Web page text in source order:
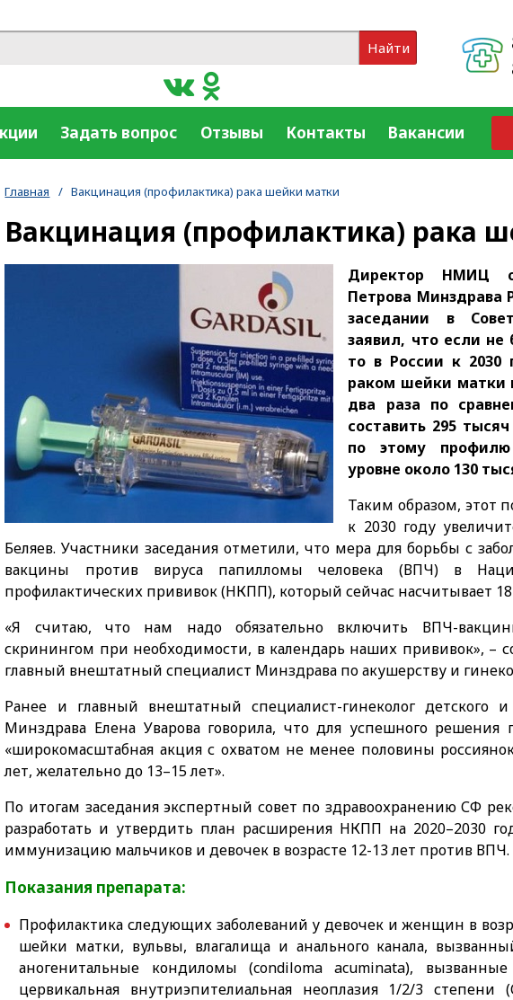
Найти
Задать вопрос Отзывы Контакты Вакансии
Главная / Вакцинация (профилактика) рака шейки матки
Вакцинация (профилактика) рака
Директор НМИЦ
Петрова Минздрава
заседании в
заявил, что если
то в России к 2030
раком шейки матки
два раза по
составить 295
по этому профилю
уровне около 130
Таким образом, этот
к 2030 году
Беляев. Участники заседания отметили, что мера для борьбы с
вакцины против вируса папилломы человека (ВПЧ) в
профилактических прививок (НКПП), который сейчас насчитывает
«Я считаю, что нам надо обязательно включить ВПЧ-
скринингом при необходимости, в календарь наших прививок», –
главный внештатный специалист Минздрава по акушерству и
Ранее и главный внештатный специалист-гинеколог детского и
Минздрава Елена Уварова говорила, что для успешного
«широкомасштабная акция с охватом не менее половины
лет, желательно до 13–15 лет».
По итогам заседания экспертный совет по здравоохранению СФ
разработать и утвердить план расширения НКПП на 2020–2030
иммунизацию мальчиков и девочек в возрасте 12-13 лет против ВПЧ.
Показания препарата:
Профилактика следующих заболеваний у девочек и женщин в
шейки матки, вульвы, влагалища и анального канала,
аногенитальные кондиломы (condiloma acuminata),
цервикальная внутриэпителиальная неоплазия 1/2/3 степени